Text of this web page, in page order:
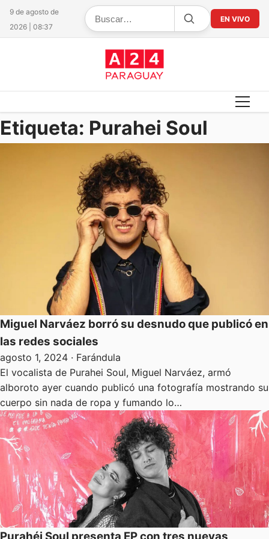
9 de agosto de
2026 | 08:37
EN VIVO
Etiqueta: Purahei Soul
Miguel Narváez borró su desnudo que publicó en
las redes sociales
agosto 1, 2024 · Farándula
El vocalista de Purahei Soul, Miguel Narváez, armó
alboroto ayer cuando publicó una fotografía mostrando su
cuerpo sin nada de ropa y fumando lo…
Purahéi Soul presenta EP con tres nuevas